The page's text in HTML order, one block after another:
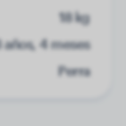
18 kg
años, 4 meses
Perra